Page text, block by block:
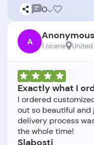
0
A Anonymous
1 ocene
Exactly what I
I ordered
out so beautiful and
delivery process
Slabosti